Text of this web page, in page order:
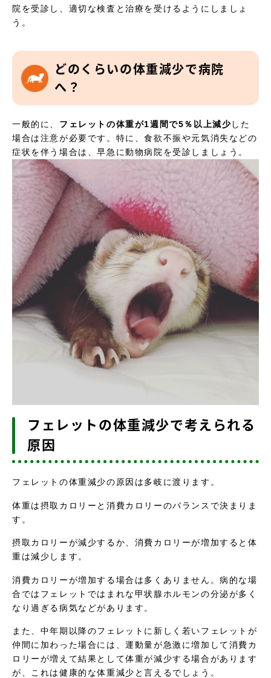
院を受診し、適切な検査と治療を受けるようにしましょ
う。
どのくらいの体重減少で病院
へ？
一般的に、 フェレットの体重が1週間で5％以上減少した
場合は注意が必要です。特に、食欲不振や元気消失などの
症状を伴う場合は、早急に動物病院を受診しましょう。
フェレットの体重減少で考えられる
原因
フェレットの体重減少の原因は多岐に渡ります。
体重は摂取カロリーと消費カロリーのバランスで決まりま
す。
摂取カロリーが減少するか、消費カロリーが増加すると体
重は減少します。
消費カロリーが増加する場合は多くありません。病的な場
合ではフェレットではまれな甲状腺ホルモンの分泌が多く
なり過ぎる病気などがあります。
また、中年期以降のフェレットに新しく若いフェレットが
仲間に加わった場合には、運動量が急激に増加して消費カ
ロリーが増えて結果として体重が減少する場合があります
が、これは健康的な体重減少と言えるでしょう。